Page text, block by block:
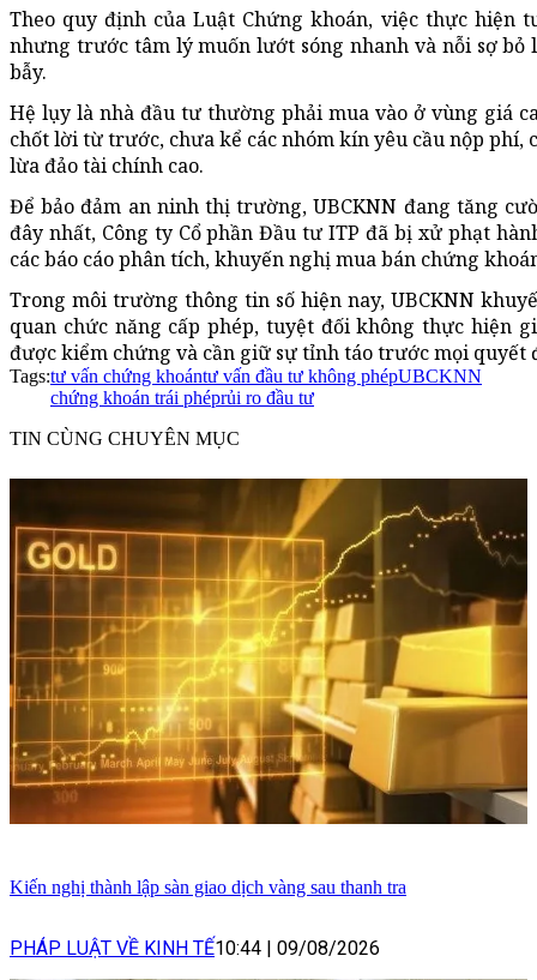
Theo quy định của Luật Chứng khoán, việc thực
nhưng trước tâm lý muốn lướt sóng nhanh và nỗi sợ
bẫy.
Hệ lụy là nhà đầu tư thường phải mua vào ở vùng giá
chốt lời từ trước, chưa kể các nhóm kín yêu cầu nộp
lừa đảo tài chính cao.
Để bảo đảm an ninh thị trường, UBCKNN đang tăng
đây nhất, Công ty Cổ phần Đầu tư ITP đã bị xử phạt
các báo cáo phân tích, khuyến nghị mua bán chứng
Trong môi trường thông tin số hiện nay, UBCKNN
quan chức năng cấp phép, tuyệt đối không thực hiện
được kiểm chứng và cần giữ sự tỉnh táo trước mọi quyết
Tags:tư vấn chứng khoántư vấn đầu tư không phépUBCKNN
chứng khoán trái phéprủi ro đầu tư
TIN CÙNG CHUYÊN MỤC
Kiến nghị thành lập sàn giao dịch vàng sau thanh tra
PHÁP LUẬT VỀ KINH TẾ10:44 09/08/2026